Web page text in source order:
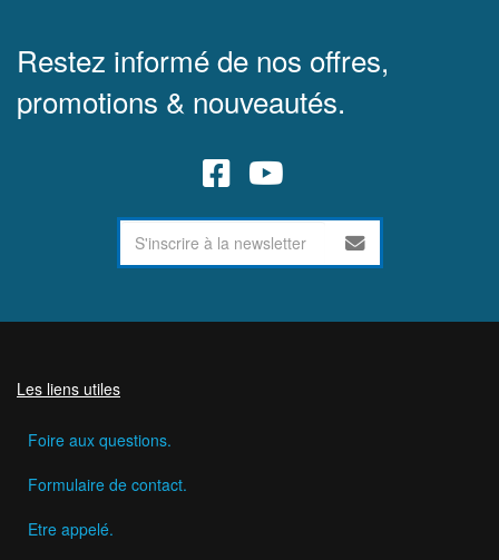
Restez informé de nos offres,
promotions & nouveautés.
Les liens utiles
Foire aux questions.
Formulaire de contact.
Etre appelé.